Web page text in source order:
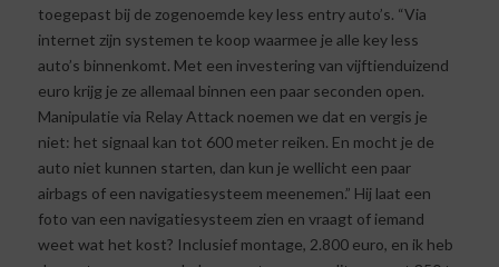
toegepast bij de zogenoemde key less entry auto’s. “Via
internet zijn systemen te koop waarmee je alle key less
auto’s binnenkomt. Met een investering van vijftienduizend
euro krijg je ze allemaal binnen een paar seconden open.
Manipulatie via Relay Attack noemen we dat en vergis je
niet: het signaal kan tot 600 meter reiken. En mocht je de
auto niet kunnen starten, dan kun je wellicht een paar
airbags of een navigatiesysteem meenemen.” Hij laat een
foto van een navigatiesysteem zien en vraagt of iemand
weet wat het kost? Inclusief montage, 2.800 euro, en ik heb